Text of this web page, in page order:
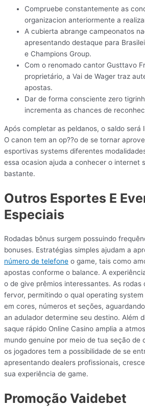
Compruebe constantemente as
organizacion anteriormente a
A cubierta abrange campeonatos
apresentando destaque para
e Champions Group.
Com o renomado cantor Gusttavo
proprietário, a Vai de Wager traz
apostas.
Dar de forma consciente zero
incrementa as chances de
Após completar as peldanos, o saldo
O canon tem an op??o de se tornar
esportivas systems diferentes
essa ocasion ajuda a conhecer o internet
bastante.
Outros Esportes E
Especiais
Rodadas bônus surgem possuindo
bonuses. Estratégias simples ajudam a
número de telefone o game, tais como
apostas conforme o balance. A
o de give prêmios interessantes. As rodas
fervor, permitindo o qual operating
em cores, números et seções,
an adulador determine seu destino. Além
saque rápido Online Casino amplia a
mundo genuine por meio de tua seção de
os jogadores tem a possibilidade de se
apresentando dealers profissionais,
sua experiência de game.
Promoção Vaidebet